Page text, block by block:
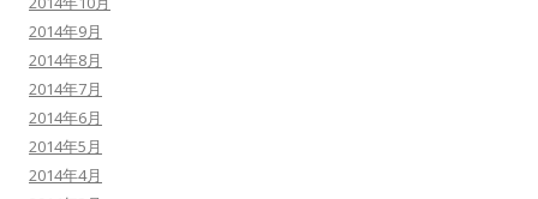
2014年9月
2014年8月
2014年7月
2014年6月
2014年5月
2014年4月